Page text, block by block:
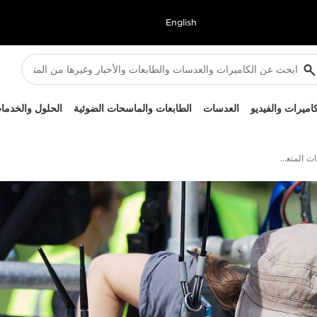
English
والفيديو العدسات الطابعات والماسحات الضوئية الحلول
كاميرات الفيديو ذات الإعدادات المتعددة